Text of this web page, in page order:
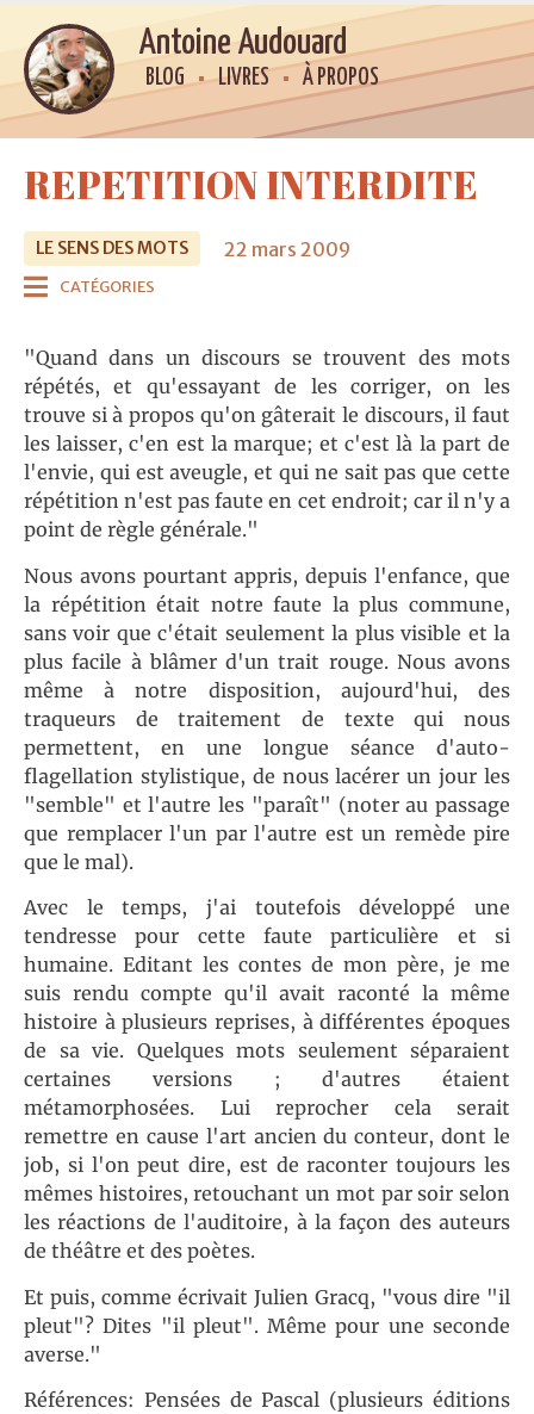
Antoine Audouard
BLOG LIVRES À PROPOS
REPETITION INTERDITE
LE SENS DES MOTS 22 mars 2009
CATÉGORIES
"Quand dans un discours se trouvent des mots
répétés, et qu'essayant de les corriger, on les
trouve si à propos qu'on gâterait le discours, il faut
les laisser, c'en est la marque; et c'est là la part de
l'envie, qui est aveugle, et qui ne sait pas que cette
répétition n'est pas faute en cet endroit; car il n'y a
point de règle générale."
Nous avons pourtant appris, depuis l'enfance, que
la répétition était notre faute la plus commune,
sans voir que c'était seulement la plus visible et la
plus facile à blâmer d'un trait rouge. Nous avons
même à notre disposition, aujourd'hui, des
traqueurs de traitement de texte qui nous
permettent, en une longue séance d'auto-
flagellation stylistique, de nous lacérer un jour les
"semble" et l'autre les "paraît" (noter au passage
que remplacer l'un par l'autre est un remède pire
que le mal).
Avec le temps, j'ai toutefois développé une
tendresse pour cette faute particulière et si
humaine. Editant les contes de mon père, je me
suis rendu compte qu'il avait raconté la même
histoire à plusieurs reprises, à différentes époques
de sa vie. Quelques mots seulement séparaient
certaines versions ; d'autres étaient
métamorphosées. Lui reprocher cela serait
remettre en cause l'art ancien du conteur, dont le
job, si l'on peut dire, est de raconter toujours les
mêmes histoires, retouchant un mot par soir selon
les réactions de l'auditoire, à la façon des auteurs
de théâtre et des poètes.
Et puis, comme écrivait Julien Gracq, "vous dire "il
pleut"? Dites "il pleut". Même pour une seconde
averse."
Références: Pensées de Pascal (plusieurs éditions